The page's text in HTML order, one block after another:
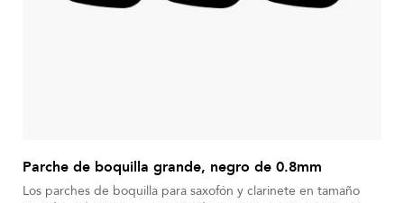
Parche de boquilla grande, negro de 0.8mm
Los parches de boquilla para saxofón y clarinete en tamaño